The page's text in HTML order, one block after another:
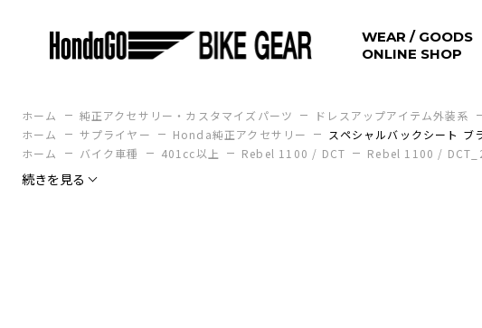
WEAR / GOODS
ONLINE SHOP
ホーム 純正アクセサリー・カスタマイズパーツ ドレスアップアイテム外装系
ホーム
サプライヤー Honda純正アクセサリー
スペシャルバックシート ブ
ホーム
バイク車種 401cc以上 Rebel 1100 / DCT Rebel 1100 /
続きを見る